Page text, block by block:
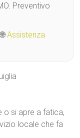
Preventivo
Assistenza
o si apre a fatica,
locale che fa